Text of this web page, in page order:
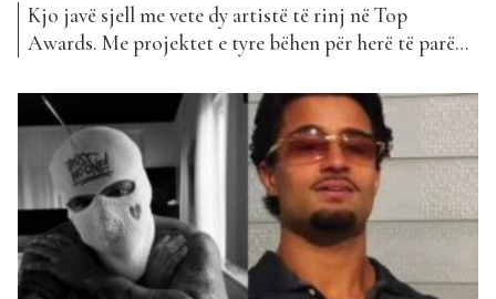
Kjo javë sjell me vete dy artistë të rinj në Top
Awards. Me projektet e tyre bëhen për herë të parë
Prishtinë më 20 maj 1997 dhe është djali i këngëtares
së njohur Violeta Kukaj. Në vitin 2023,...